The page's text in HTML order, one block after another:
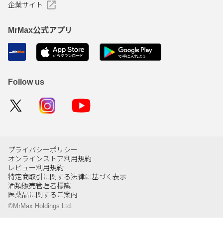
企業サイト
MrMax公式アプリ
Follow us
プライバシーポリシー
オンラインストア利用規約
レビュー利用規約
特定商取引に関する法律に基づく表示
酒類販売管理者標識
医薬品に関するご案内
©MrMax Holdings Ltd.